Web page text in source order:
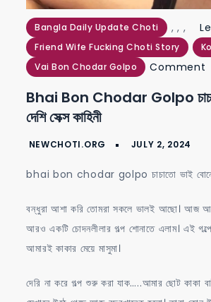
Bangla Daily Update Choti ,
Friend Wife Fucking Choti Story
, ,
Vai Bon Chodar Golpo Comment
Bhai Bon Chodar Golpo
দেশি সেক্স কাহিনী
bhai bon chodar golpo চাচাতো ভাই বোনের
বন্ধুরা আশা করি তোমরা সকলে ভালই আছো। আজ
আরও একটি চোদনলীলার গল্প শোনাতে এলাম। এই
আমারই কাকার মেয়ে মাসুমা।
দেরি না করে গল্প শুরু করা যাক…..আমার ছোট কাকা